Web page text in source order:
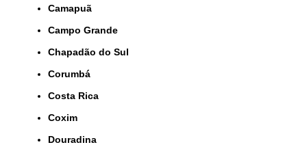
Camapuã
Campo Grande
Chapadão do Sul
Corumbá
Costa Rica
Coxim
Douradina